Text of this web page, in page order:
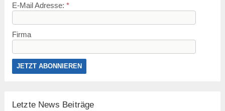
E-Mail Adresse: *
Firma
Letzte News Beiträge